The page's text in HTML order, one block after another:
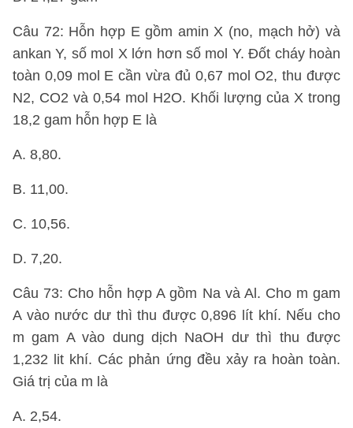
Câu 72: Hỗn hợp E gồm amin X (no, mạch hở) và
ankan Y, số mol X lớn hơn số mol Y. Đốt cháy hoàn
toàn 0,09 mol E cần vừa đủ 0,67 mol O2, thu được
N2, CO2 và 0,54 mol H2O. Khối lượng của X trong
18,2 gam hỗn hợp E là
A. 8,80.
B. 11,00.
C. 10,56.
D. 7,20.
Câu 73: Cho hỗn hợp A gồm Na và Al. Cho m gam
A vào nước dư thì thu được 0,896 lít khí. Nếu cho
m gam A vào dung dịch NaOH dư thì thu được
1,232 lit khí. Các phản ứng đều xảy ra hoàn toàn.
Giá trị của m là
A. 2,54.